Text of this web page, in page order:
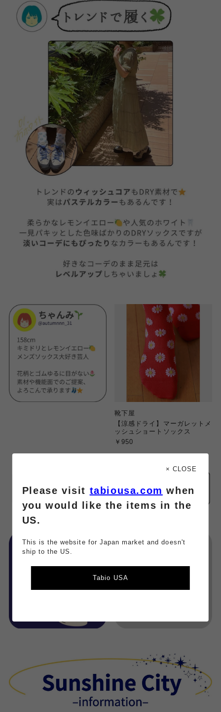
靴下屋
【涼感ドライ】マーガレットメ
ッシュショートソックス
￥950
× CLOSE
Please visit tabiousa.com when
you would like the items in the
US.
This is the website for Japan market and doesn't
ship to the US.
Tabio USA